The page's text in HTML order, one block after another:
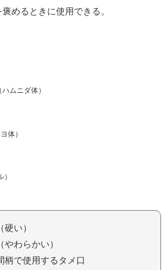
褒めるときに使用できる。
ハムニダ体）
ヨ体）
）
い）
わらかい）
で使用するタメ口